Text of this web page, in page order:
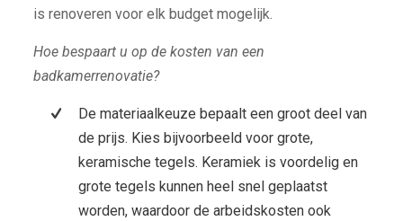
is renoveren voor elk budget mogelijk.
Hoe bespaart u op de kosten van een
badkamerrenovatie?
De materiaalkeuze bepaalt een groot deel van
de prijs. Kies bijvoorbeeld voor grote,
keramische tegels. Keramiek is voordelig en
grote tegels kunnen heel snel geplaatst
worden, waardoor de arbeidskosten ook